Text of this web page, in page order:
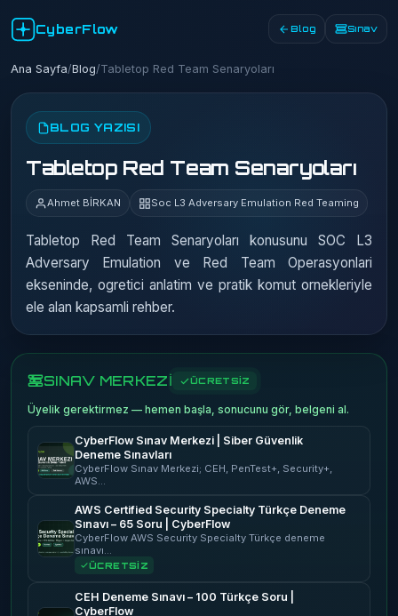
CyberFlow Blog Sınav
Ana Sayfa/Blog/Tabletop Red Team Senaryoları
BLOG YAZISI
Tabletop Red Team Senaryoları
Ahmet BİRKAN Soc L3 Adversary Emulation Red Teaming
Tabletop Red Team Senaryoları konusunu SOC L3
Adversary Emulation ve Red Team Operasyonlari
ekseninde, ogretici anlatim ve pratik komut ornekleriyle
ele alan kapsamli rehber.
SINAV MERKEZİ ÜCRETSİZ
Üyelik gerektirmez — hemen başla, sonucunu gör, belgeni al.
CyberFlow Sınav Merkezi | Siber Güvenlik
Deneme Sınavları
CyberFlow Sınav Merkezi; CEH, PenTest+, Security+,
AWS…
AWS Certified Security Specialty Türkçe Deneme
Sınavı – 65 Soru | CyberFlow
CyberFlow AWS Security Specialty Türkçe deneme
sınavı…
ÜCRETSİZ
CEH Deneme Sınavı – 100 Türkçe Soru |
CyberFlow